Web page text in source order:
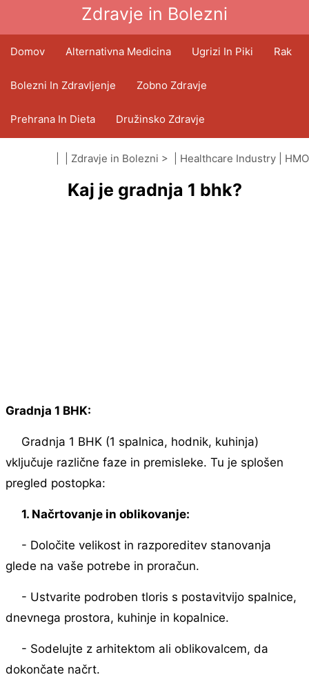
Zdravje in Bolezni
Domov Alternativna Medicina Ugrizi In Piki Rak
Bolezni In Zdravljenje Zobno Zdravje
Prehrana In Dieta Družinsko Zdravje
Zdravstveni Sektor Duševno Zdravje
Javno Zdravje In Varnost Operacije In Posegi
Zdravje in Bolezni > | Healthcare Industry HMO
(organizacije za vzdrževanje zdravja)
Kaj je gradnja 1 bhk?
Gradnja 1 BHK:
Gradnja 1 BHK (1 spalnica, hodnik, kuhinja)
vključuje različne faze in premisleke. Tu je splošen
pregled postopka:
1. Načrtovanje in oblikovanje:
- Določite velikost in razporeditev stanovanja
glede na vaše potrebe in proračun.
- Ustvarite podroben tloris s postavitvijo spalnice,
dnevnega prostora, kuhinje in kopalnice.
- Sodelujte z arhitektom ali oblikovalcem, da
dokončate načrt.